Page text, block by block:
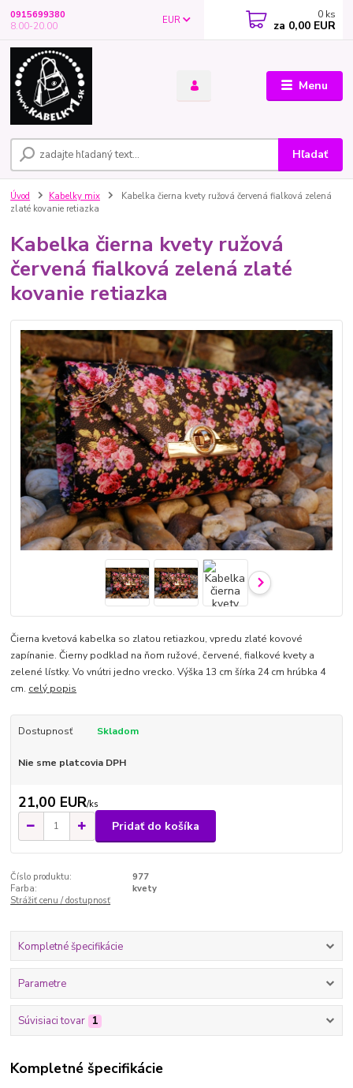
Menu
EUR
Hľadať
0915699380
8.00-20.00
0 ks
za 0,00 EUR
Úvod Kabelky mix
Kabelka čierna kvety ružová červená fialková zelená
zlaté kovanie retiazka
Kabelka čierna kvety ružová
červená fialková zelená zlaté
kovanie retiazka
Čierna kvetová kabelka so zlatou retiazkou, vpredu zlaté kovové
zapínanie. Čierny podklad na ňom ružové, červené, fialkové kvety a
zelené lístky. Vo vnútri jedno vrecko. Výška 13 cm šírka 24 cm hrúbka 4
cm. celý popis
Dostupnosť Skladom
Nie sme platcovia DPH
21,00 EUR/ks
Pridať do košíka
Číslo produktu:
977
Farba:
kvety
Strážiť cenu / dostupnosť
Kompletné špecifikácie
Parametre
Súvisiaci tovar 1
Kompletné špecifikácie